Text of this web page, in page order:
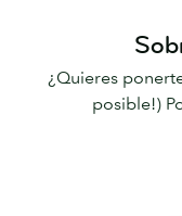
¿Quieres
posible!)